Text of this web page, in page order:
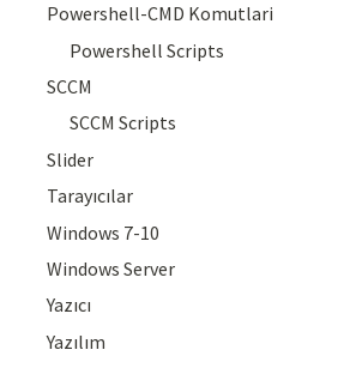
Powershell-CMD Komutlari
Powershell Scripts
SCCM
SCCM Scripts
Slider
Tarayıcılar
Windows 7-10
Windows Server
Yazıcı
Yazılım